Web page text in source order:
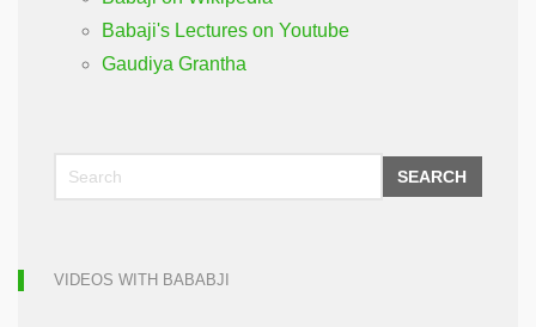
Babaji's Lectures on Youtube
Gaudiya Grantha
SEARCH
VIDEOS WITH BABABJI